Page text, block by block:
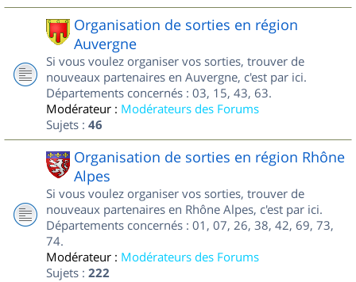
Organisation de sorties en région
Auvergne
Si vous voulez organiser vos sorties, trouver de
nouveaux partenaires en Auvergne, c'est par ici.
Départements concernés : 03, 15, 43, 63.
Modérateur : Modérateurs des Forums
Sujets : 46
Organisation de sorties en région Rhône
Alpes
Si vous voulez organiser vos sorties, trouver de
nouveaux partenaires en Rhône Alpes, c'est par ici.
Départements concernés : 01, 07, 26, 38, 42, 69, 73,
74.
Modérateur : Modérateurs des Forums
Sujets : 222